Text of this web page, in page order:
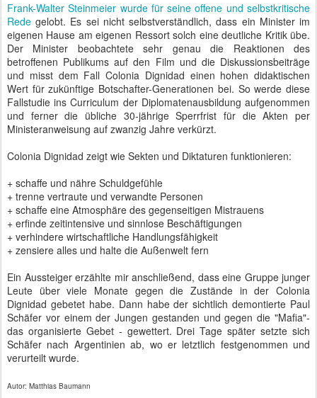
Frank-Walter Steinmeier wurde für seine offene und selbstkritische
Rede gelobt. Es sei nicht selbstverständlich, dass ein Minister im
eigenen Hause am eigenen Ressort solch eine deutliche Kritik übe.
Der Minister beobachtete sehr genau die Reaktionen des
betroffenen Publikums auf den Film und die Diskussionsbeiträge
und misst dem Fall Colonia Dignidad einen hohen didaktischen
Wert für zukünftige Botschafter-Generationen bei. So werde diese
Fallstudie ins Curriculum der Diplomatenausbildung aufgenommen
und ferner die übliche 30-jährige Sperrfrist für die Akten per
Ministeranweisung auf zwanzig Jahre verkürzt.
Colonia Dignidad zeigt wie Sekten und Diktaturen funktionieren:
+ schaffe und nähre Schuldgefühle
+ trenne vertraute und verwandte Personen
+ schaffe eine Atmosphäre des gegenseitigen Mistrauens
+ erfinde zeitintensive und sinnlose Beschäftigungen
+ verhindere wirtschaftliche Handlungsfähigkeit
+ zensiere alles und halte die Außenwelt fern
Ein Aussteiger erzählte mir anschließend, dass eine Gruppe junger
Leute über viele Monate gegen die Zustände in der Colonia
Dignidad gebetet habe. Dann habe der sichtlich demontierte Paul
Schäfer vor einem der Jungen gestanden und gegen die "Mafia"-
das organisierte Gebet - gewettert. Drei Tage später setzte sich
Schäfer nach Argentinien ab, wo er letztlich festgenommen und
verurteilt wurde.
Autor: Matthias Baumann